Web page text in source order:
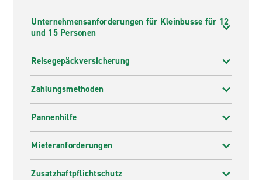
Unternehmensanforderungen für Kleinbusse für 12
und 15 Personen
Reisegepäckversicherung
Zahlungsmethoden
Pannenhilfe
Mieteranforderungen
Zusatzhaftpflichtschutz